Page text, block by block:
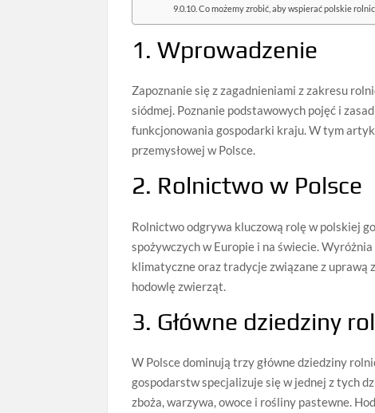
Co możemy zrobić, aby wspierać polskie
1. Wprowadzenie
Zapoznanie się z zagadnieniami z zakresu
siódmej. Poznanie podstawowych pojęć i
funkcjonowania gospodarki kraju. W tym
przemysłowej w Polsce.
2. Rolnictwo w Polsce
Rolnictwo odgrywa kluczową rolę w polskiej
spożywczych w Europie i na świecie.
klimatyczne oraz tradycje związane z uprawą
hodowlę zwierząt.
3. Główne dziedziny
W Polsce dominują trzy główne dziedziny
gospodarstw specjalizuje się w jednej z tych
zboża, warzywa, owoce i rośliny pastewne.